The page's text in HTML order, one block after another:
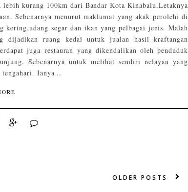
lebih kurang 100km dari Bandar Kota Kinabalu.Letaknya
Sebenarnya menurut maklumat yang akak perolehi di
kering,udang segar dan ikan yang pelbagai jenis. Malah
dijadikan ruang kedai untuk jualan hasil kraftangan
juga restauran yang dikendalikan oleh penduduk
Sebenarnya untuk melihat sendiri nelayan yang
Ianya...
OLDER POSTS